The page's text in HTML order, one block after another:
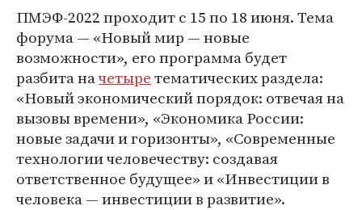
ПМЭФ-2022 проходит с 15 по 18 июня. Тема
форума — «Новый мир — новые
возможности», его программа будет
разбита начетыретематических раздела:
«Новый экономический порядок: отвечая на
вызовы времени», «Экономика России:
новые задачи и горизонты», «Современные
технологии человечеству: создавая
ответственное будущее» и «Инвестиции в
человека — инвестиции в развитие».